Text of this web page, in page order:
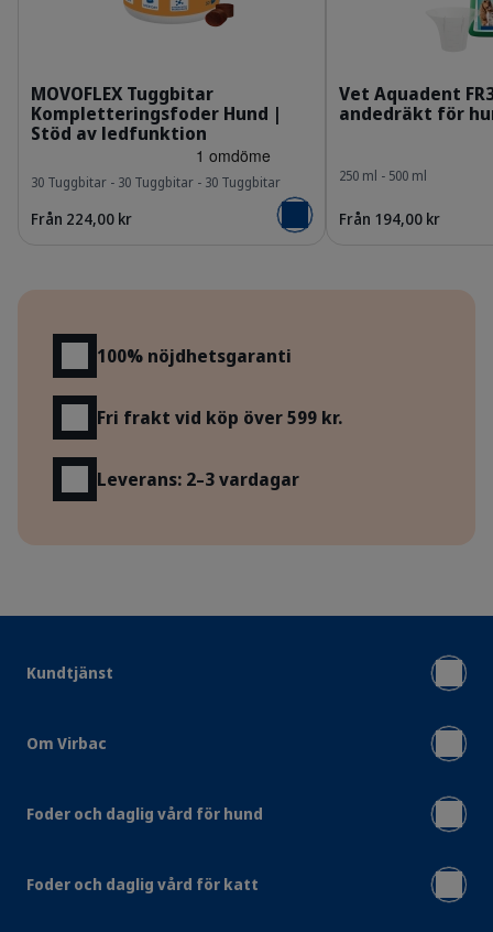
MOVOFLEX Tuggbitar
Kompletteringsfoder Hund |
Stöd av ledfunktion
30 Tuggbitar - 30 Tuggbitar - 30 Tuggbitar
Från 224,00 kr Lägg i varukorgen
Vet Aquadent
andedräkt för
250 ml - 500 ml
Från 194,00 kr
100% nöjdhetsgaranti
Fri frakt vid köp över 599 kr.
Leverans: 2–3 vardagar
Kundtjänst
Om Virbac
Foder och daglig vård för hund
Foder och daglig vård för katt